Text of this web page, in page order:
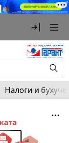
Налоги и